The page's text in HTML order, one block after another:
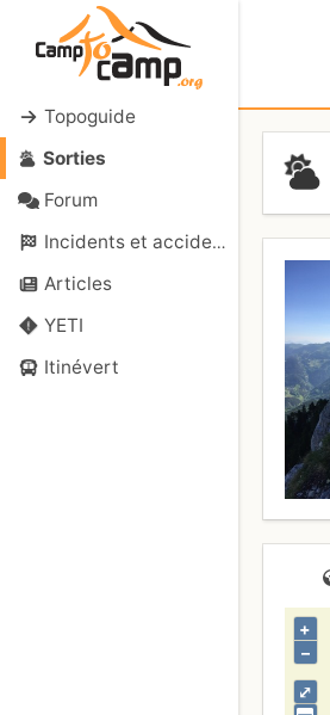
Topoguide
Sorties
Forum
Incidents et accidents
Articles
YETI
Itinévert
⤢
+
–